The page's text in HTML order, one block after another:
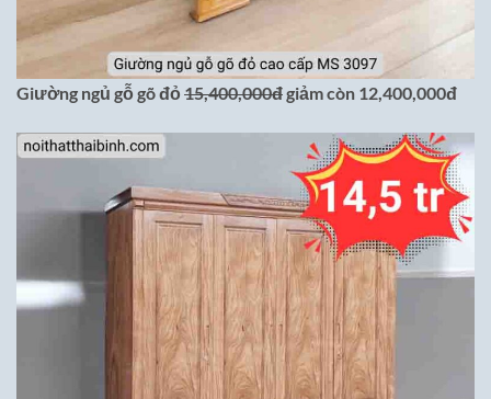
Giường ngủ gỗ gõ đỏ 15,400,000đgiảm còn 12,400,000đ